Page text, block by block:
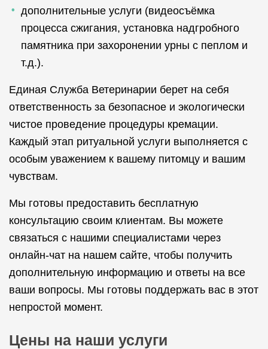
дополнительные услуги (видеосъёмка
процесса сжигания, установка надгробного
памятника при захоронении урны с пеплом и
т.д.).
Единая Служба Ветеринарии берет на себя
ответственность за безопасное и экологически
чистое проведение процедуры кремации.
Каждый этап ритуальной услуги выполняется с
особым уважением к вашему питомцу и вашим
чувствам.
Мы готовы предоставить бесплатную
консультацию своим клиентам. Вы можете
связаться с нашими специалистами через
онлайн-чат на нашем сайте, чтобы получить
дополнительную информацию и ответы на все
ваши вопросы. Мы готовы поддержать вас в этот
непростой момент.
Цены на наши услуги